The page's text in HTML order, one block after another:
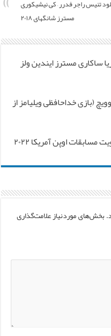
تنیس راجر فدرر – کی نیشیکوری
مسترز شانگهای ۲۰۱۸
ساکاری مسترز ایندین ولز
(بازی خداحافظی ویلیامز از
اوپن آمریکا ۲۰۲۲
بخش‌های موردنیاز علامت‌گذاری